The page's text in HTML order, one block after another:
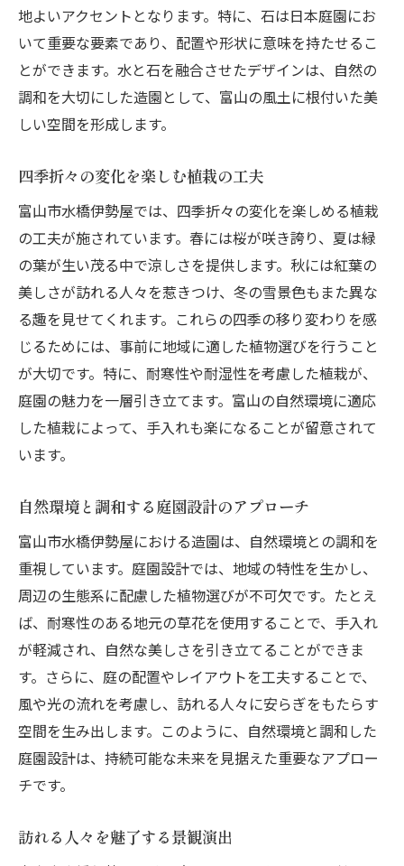
自然の美しさを引き出す造園の技術
植栽の配置で魅せる視覚効果
光と影を活かした庭園デザイン
水の流れを感じさせる配置技術
自然素材を使った調和の取り方
石材を用いた庭のアクセント
癒しを提供する富山市の造園デザイン
心を落ち着かせる庭の設計思想
音と香りで感じる癒しの空間
訪れる度に新たな発見がある庭
家族が集える憩いのスペースの提案
ペットにも優しい庭園デザイン
地域の自然を再現した庭作り
長く愛される庭園を目指すデザインの工夫
世代を超えて愛されるデザイン
持続可能な庭園作りのポイント
地域文化を取り入れた庭園設計
自然災害に強い庭の構造
未来への価値を創る庭作り
地よいアクセントとなります。特に、石は日本庭園にお
いて重要な要素であり、配置や形状に意味を持たせるこ
とができます。水と石を融合させたデザインは、自然の
調和を大切にした造園として、富山の風土に根付いた美
しい空間を形成します。
四季折々の変化を楽しむ植栽の工夫
富山市水橋伊勢屋では、四季折々の変化を楽しめる植栽
の工夫が施されています。春には桜が咲き誇り、夏は緑
の葉が生い茂る中で涼しさを提供します。秋には紅葉の
美しさが訪れる人々を惹きつけ、冬の雪景色もまた異な
る趣を見せてくれます。これらの四季の移り変わりを感
じるためには、事前に地域に適した植物選びを行うこと
が大切です。特に、耐寒性や耐湿性を考慮した植栽が、
庭園の魅力を一層引き立てます。富山の自然環境に適応
した植栽によって、手入れも楽になることが留意されて
います。
自然環境と調和する庭園設計のアプローチ
富山市水橋伊勢屋における造園は、自然環境との調和を
重視しています。庭園設計では、地域の特性を生かし、
周辺の生態系に配慮した植物選びが不可欠です。たとえ
ば、耐寒性のある地元の草花を使用することで、手入れ
が軽減され、自然な美しさを引き立てることができま
す。さらに、庭の配置やレイアウトを工夫することで、
風や光の流れを考慮し、訪れる人々に安らぎをもたらす
空間を生み出します。このように、自然環境と調和した
庭園設計は、持続可能な未来を見据えた重要なアプロー
チです。
訪れる人々を魅了する景観演出